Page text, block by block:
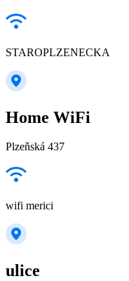
STAROPLZENECKA
Home WiFi
Plzeňská 437
wifi merici
ulice